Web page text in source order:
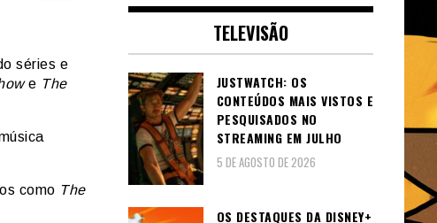
séries e
e The
como The
TELEVISÃO
JUSTWATCH: OS
CONTEÚDOS MAIS VISTOS E
PESQUISADOS NO
STREAMING EM JULHO
5 DE AGOSTO DE 2026
OS DESTAQUES DA DISNEY+